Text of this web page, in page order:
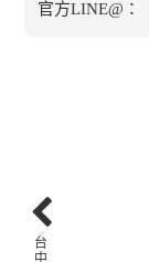
官方LINE@：
台
中